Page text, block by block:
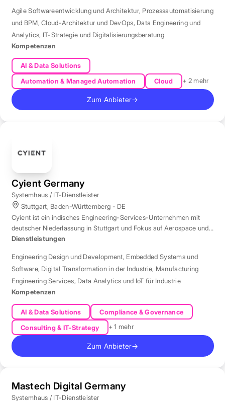
Agile Softwareentwicklung und Architektur, Prozessautomatisierung
und BPM,Cloud-Architektur und DevOps, Data Engineering und
Analytics, IT-Strategie und Digitalisierungsberatung
Kompetenzen
AI & Data Solutions
Automation & Managed Automation
Cloud + 2 mehr
Zum Anbieter→
Cyient Germany
Systemhaus / IT-Dienstleister
Stuttgart, Baden-Württemberg - DE
Cyient ist ein indisches Engineering-Services-Unternehmen mit
deutscher Niederlassung in Stuttgart und Fokus auf Aerospace und
Automotive.
Dienstleistungen
Engineering Design und Development, Embedded Systems und
Software, Digital Transformation in der Industrie, Manufacturing
Engineering Services, Data Analytics und IoT für Industrie
Kompetenzen
AI & Data Solutions
Compliance & Governance
Consulting & IT-Strategy
+ 1 mehr
Zum Anbieter→
Mastech Digital Germany
Systemhaus / IT-Dienstleister